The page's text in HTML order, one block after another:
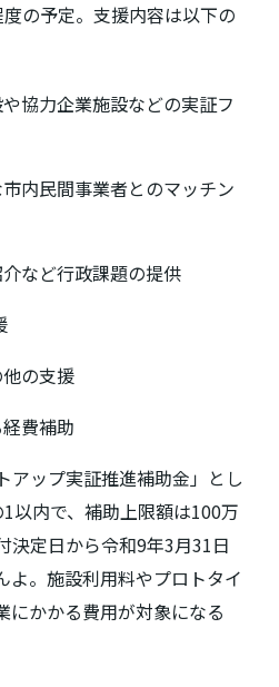
の予定。支援内容は以下の
協力企業施設などの実証フ
内民間事業者とのマッチン
など行政課題の提供
の支援
費補助
アップ実証推進補助金」とし
以内で、補助上限額は100万
決定日から令和9年3月31日
よ。施設利用料やプロトタイ
にかかる費用が対象になる